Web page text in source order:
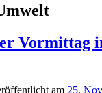
Vormittag
am 25.